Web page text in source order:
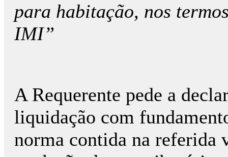
para habitação, nos
IMI”
A Requerente pede a
liquidação com
norma contida na referida